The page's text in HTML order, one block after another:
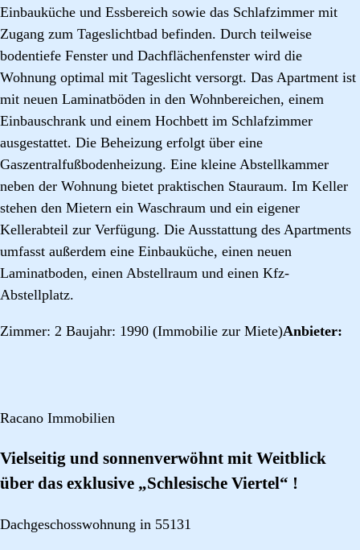
Einbauküche und Essbereich sowie das Schlafzimmer mit
Zugang zum Tageslichtbad befinden. Durch teilweise
bodentiefe Fenster und Dachflächenfenster wird die
Wohnung optimal mit Tageslicht versorgt. Das Apartment ist
mit neuen Laminatböden in den Wohnbereichen, einem
Einbauschrank und einem Hochbett im Schlafzimmer
ausgestattet. Die Beheizung erfolgt über eine
Gaszentralfußbodenheizung. Eine kleine Abstellkammer
neben der Wohnung bietet praktischen Stauraum. Im Keller
stehen den Mietern ein Waschraum und ein eigener
Kellerabteil zur Verfügung. Die Ausstattung des Apartments
umfasst außerdem eine Einbauküche, einen neuen
Laminatboden, einen Abstellraum und einen Kfz-
Abstellplatz.
Zimmer: 2 Baujahr: 1990 (Immobilie zur Miete)Anbieter:
Racano Immobilien
Vielseitig und sonnenverwöhnt mit Weitblick
über das exklusive „Schlesische Viertel“ !
Dachgeschosswohnung in 55131